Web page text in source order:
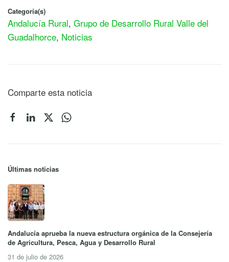
Categoría(s)
Andalucía Rural, Grupo de Desarrollo Rural Valle del
Guadalhorce, Noticias
Comparte esta noticia
Últimas noticias
Andalucía aprueba la nueva estructura orgánica de la Consejería
de Agricultura, Pesca, Agua y Desarrollo Rural
31 de julio de 2026